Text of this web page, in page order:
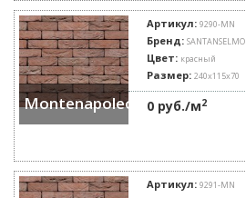
Montenapoleone
Артикул: 9290-MN
Бренд: SANTANSELMO
Цвет: красный
Размер: 240x115x70
0 руб./м2
Артикул: 9291-MN